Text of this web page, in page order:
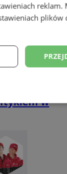
w
reklam.
plików